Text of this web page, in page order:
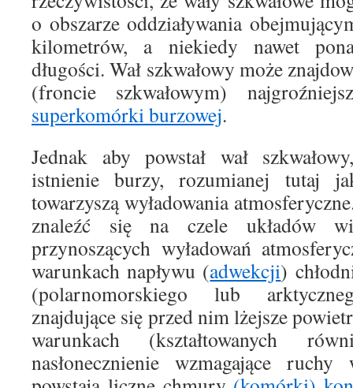
o obszarze oddziaływania
kilometrów, a niekiedy nawet
długości. Wał szkwałowy może
(froncie szkwałowym)
superkomórki burzowej.
Jednak aby powstał wał
istnienie burzy, rozumianej tutaj
towarzyszą wyładowania
znaleźć się na czele układów
przynoszących wyładowań
warunkach napływu (adwekcji)
(polarnomorskiego lub
znajdujące się przed nim lżejsze
warunkach (kształtowanych
nasłonecznienie wzmagające ruchy